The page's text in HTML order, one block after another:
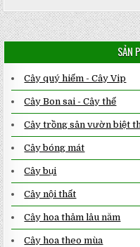
SẢN
Cây quý hiếm - Cây Vip
Cây Bon sai - Cây thế
Cây trồng sân vườn biệt
Cây bóng mát
Cây bụi
Cây nội thất
Cây hoa thảm lâu năm
Cây hoa theo mùa